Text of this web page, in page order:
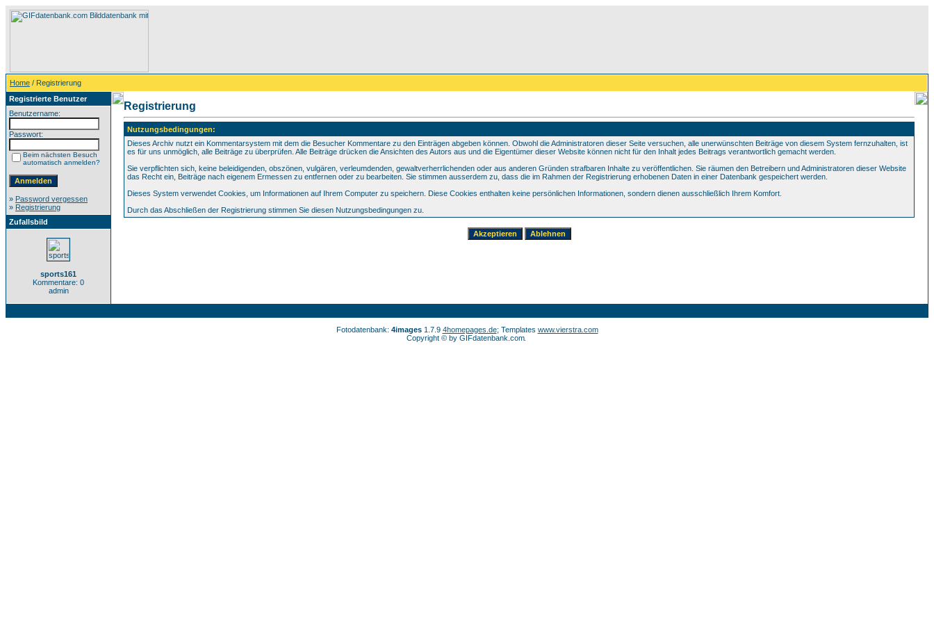
Home / Registrierung
Registrierte Benutzer
Benutzername:
Passwort:
Beim nächsten Besuch
automatisch anmelden?
» Password vergessen
» Registrierung
Zufallsbild
sports161
Kommentare: 0
admin
Registrierung
Nutzungsbedingungen:
Dieses Archiv nutzt ein Kommentarsystem mit dem die Besucher Kommentare zu den Einträgen abgeben können. Obwohl die Administratoren dieser Seite versuchen, alle unerwünschten Beiträge von diesem System fernzuhalten, ist
es für uns unmöglich, alle Beiträge zu überprüfen. Alle Beiträge drücken die Ansichten des Autors aus und die Eigentümer dieser Website können nicht für den Inhalt jedes Beitrags verantwortlich gemacht werden.
Sie verpflichten sich, keine beleidigenden, obszönen, vulgären, verleumdenden, gewaltverherrlichenden oder aus anderen Gründen strafbaren Inhalte zu veröffentlichen. Sie räumen den Betreibern und Administratoren dieser Website
das Recht ein, Beiträge nach eigenem Ermessen zu entfernen oder zu bearbeiten. Sie stimmen ausserdem zu, dass die im Rahmen der Registrierung erhobenen Daten in einer Datenbank gespeichert werden.
Dieses System verwendet Cookies, um Informationen auf Ihrem Computer zu speichern. Diese Cookies enthalten keine persönlichen Informationen, sondern dienen ausschließlich Ihrem Komfort.
Durch das Abschließen der Registrierung stimmen Sie diesen Nutzungsbedingungen zu.
Fotodatenbank: 4images1.7.9 4homepages.de; Templates www.vierstra.com
Copyright © by GIFdatenbank.com